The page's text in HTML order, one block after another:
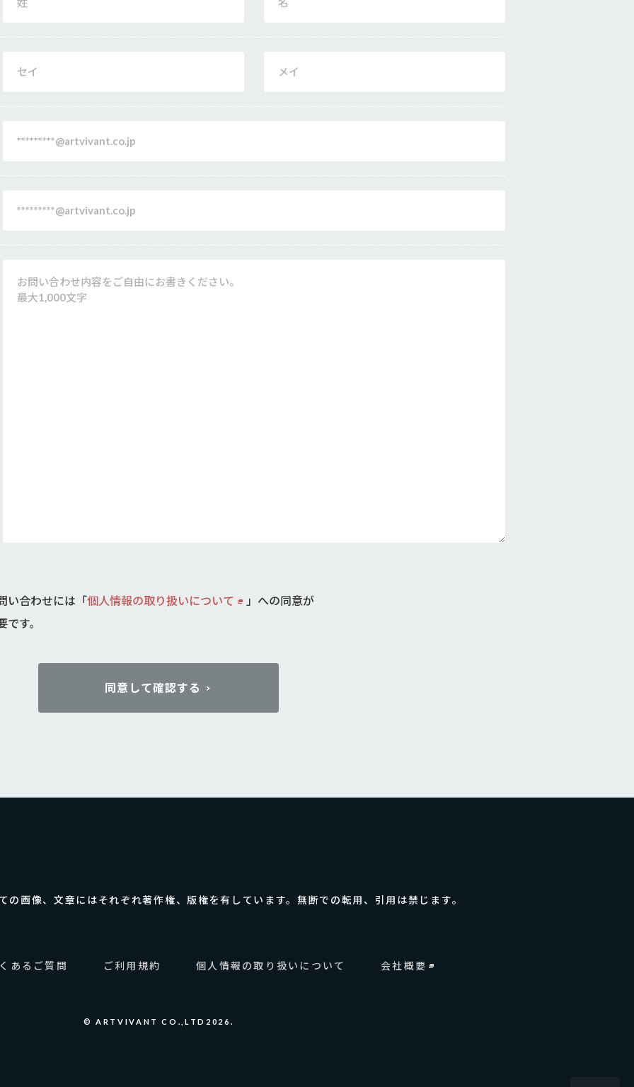
い合わせには「個人情報の取り扱いについて
」への同意が
です。
同意して確認する
の画像、文章にはそれぞれ著作権、版権を有しています。 無断での転用、引用は禁じます。
あるご質問 ご利用規約 個人情報の取り扱いについて 会社概要
© ARTVIVANT CO.,LTD2026.